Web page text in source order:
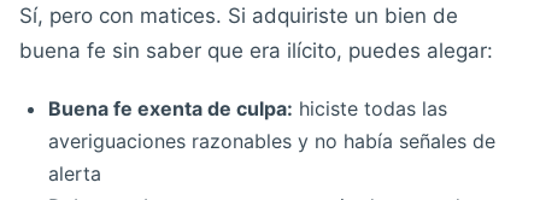
Sí, pero con matices. Si adquiriste un bien de
buena fe sin saber que era ilícito, puedes alegar:
Buena fe exenta de culpa: hiciste todas las
averiguaciones razonables y no había señales de
alerta